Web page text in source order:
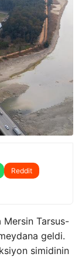
Reddit
Mersin Tarsus-
geldi.
simidinin